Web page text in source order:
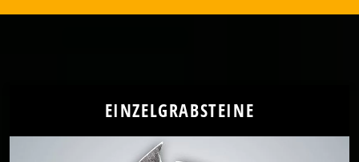
EINZELGRABSTEINE